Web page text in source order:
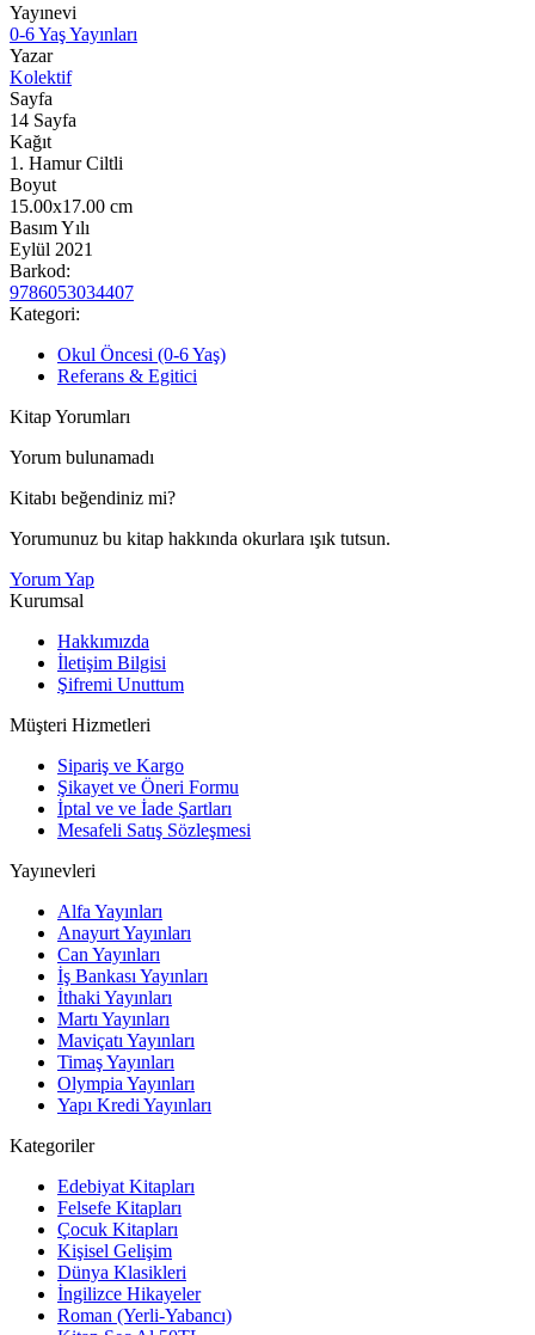
Yayınevi
0-6 Yaş Yayınları
Yazar
Kolektif
Sayfa
14 Sayfa
Kağıt
1. Hamur Ciltli
Boyut
15.00x17.00 cm
Basım Yılı
Eylül 2021
Barkod:
9786053034407
Kategori:
Okul Öncesi (0-6 Yaş)
Referans & Egitici
Kitap Yorumları
Yorum bulunamadı
Kitabı beğendiniz mi?
Yorumunuz bu kitap hakkında okurlara ışık tutsun.
Yorum Yap
Kurumsal
Hakkımızda
İletişim Bilgisi
Şifremi Unuttum
Müşteri Hizmetleri
Sipariş ve Kargo
Şikayet ve Öneri Formu
İptal ve ve İade Şartları
Mesafeli Satış Sözleşmesi
Yayınevleri
Alfa Yayınları
Anayurt Yayınları
Can Yayınları
İş Bankası Yayınları
İthaki Yayınları
Martı Yayınları
Maviçatı Yayınları
Timaş Yayınları
Olympia Yayınları
Yapı Kredi Yayınları
Kategoriler
Edebiyat Kitapları
Felsefe Kitapları
Çocuk Kitapları
Kişisel Gelişim
Dünya Klasikleri
İngilizce Hikayeler
Roman (Yerli-Yabancı)